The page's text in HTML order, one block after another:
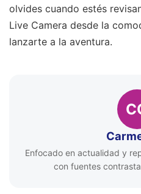
olvides cuando estés
Live Camera desde la
lanzarte a la aventura.
Enfocado en actualidad y
con fuentes